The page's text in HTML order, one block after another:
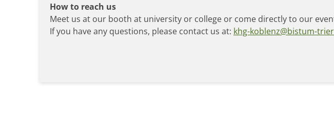
Howto reach us
Meet us at our booth at university or college or come directly to our
If you have any questions, please contact us at: khg-koblenz@bistum-